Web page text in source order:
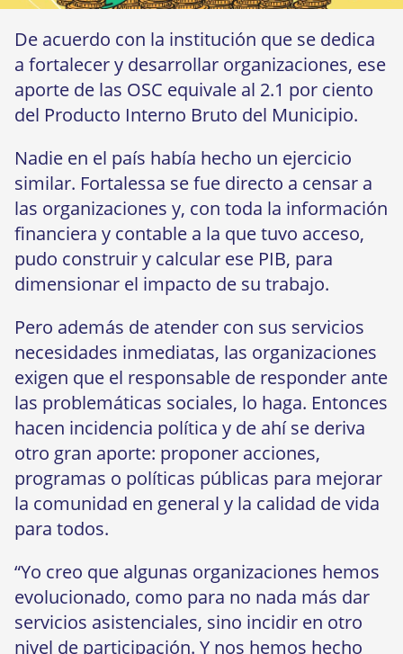
De acuerdo con la institución que se dedica
a fortalecer y desarrollar organizaciones, ese
aporte de las OSC equivale al 2.1 por ciento
del Producto Interno Bruto del Municipio.
Nadie en el país había hecho un ejercicio
similar. Fortalessa se fue directo a censar a
las organizaciones y, con toda la información
financiera y contable a la que tuvo acceso,
pudo construir y calcular ese PIB, para
dimensionar el impacto de su trabajo.
Pero además de atender con sus servicios
necesidades inmediatas, las organizaciones
exigen que el responsable de responder ante
las problemáticas sociales, lo haga. Entonces
hacen incidencia política y de ahí se deriva
otro gran aporte: proponer acciones,
programas o políticas públicas para mejorar
la comunidad en general y la calidad de vida
para todos.
“Yo creo que algunas organizaciones hemos
evolucionado, como para no nada más dar
servicios asistenciales, sino incidir en otro
nivel de participación. Y nos hemos hecho